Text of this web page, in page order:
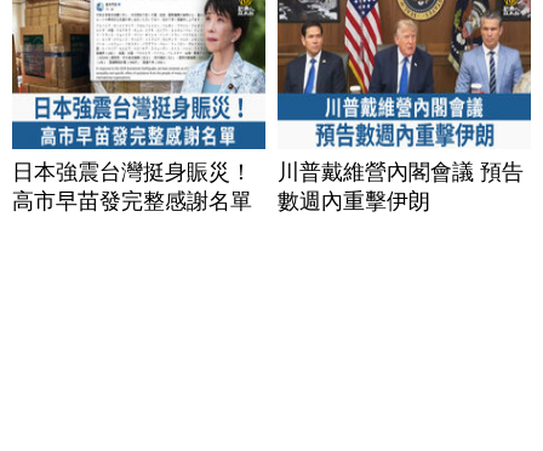
日本強震台灣挺身賑災！
高市早苗發完整感謝名單
川普戴維營內閣會議 預告
數週內重擊伊朗